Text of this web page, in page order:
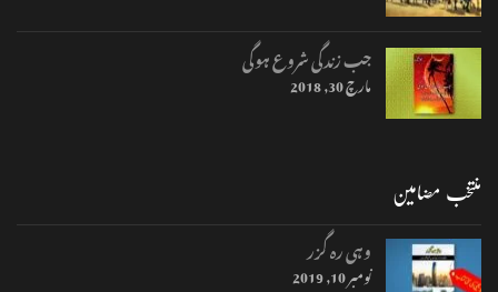
جب زندگی شروع ہوگی
مارچ 30, 2018
منتخب مضامین
وہی رہ گزر
نومبر 10, 2019